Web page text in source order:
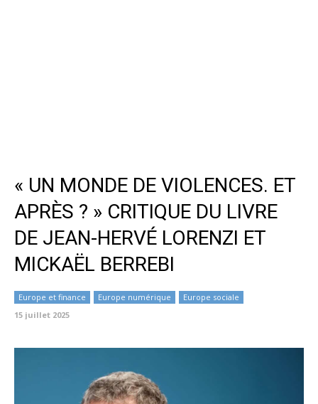
« UN MONDE DE VIOLENCES. ET
APRÈS ? » CRITIQUE DU LIVRE
DE JEAN-HERVÉ LORENZI ET
MICKAËL BERREBI
Europe et finance Europe numérique
Europe sociale
15 juillet 2025